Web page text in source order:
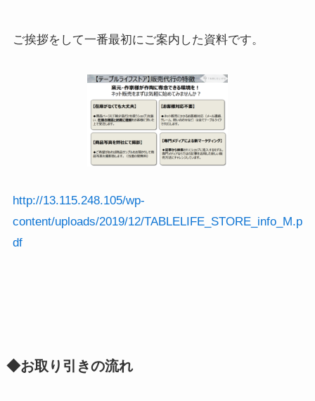
ご挨拶をして一番最初にご案内した資料です。
http://13.115.248.105/wp-
content/uploads/2019/12/TABLELIFE_STORE_info_M.p
df
◆お取り引きの流れ